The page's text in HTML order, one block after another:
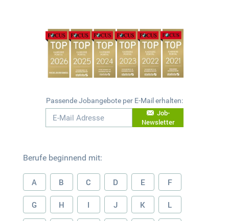
Passende Jobangebote per E-Mail erhalten:
Job-
Newsletter
Berufe beginnend mit:
A B C D E F
G H I J K L